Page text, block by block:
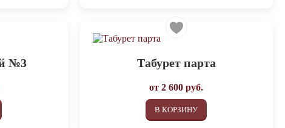
№3 Табурет парта
от2 600 руб.
В КОРЗИНУ